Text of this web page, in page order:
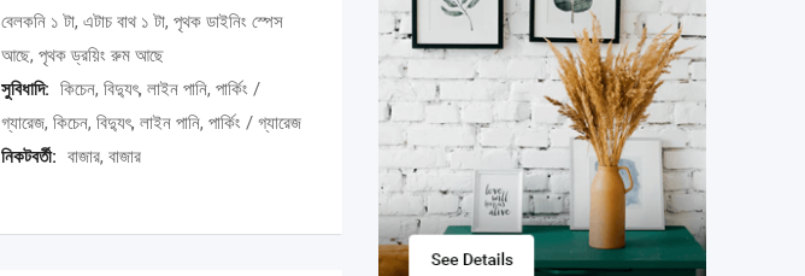
বেলকনি ১ টা, এটাচ বাথ ১ টা, পৃথক ডাইনিং স্পেস
আছে, পৃথক ড্রয়িং রুম আছে
সুবিধাদি: কিচেন, বিদ্যুৎ, লাইন পানি, পার্কিং /
গ্যারেজ, কিচেন, বিদ্যুৎ, লাইন পানি, পার্কিং / গ্যারেজ
নিকটবর্তী: বাজার, বাজার